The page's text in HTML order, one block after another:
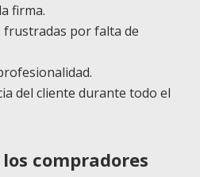
firma.
frustradas por falta de
del cliente durante todo el
compradores